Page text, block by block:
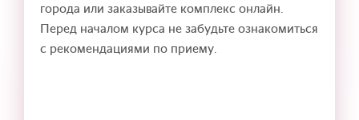
города или заказывайте комплекс онлайн.
Перед началом курса не забудьте ознакомиться
с рекомендациями по приему.